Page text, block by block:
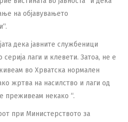
на објавувањето
дека јавните службеници
лаги и клевети. Затоа, не е
во Хрватска нормален
жртва на насилство и лаги од
преживеам некако “.
при Министерството за